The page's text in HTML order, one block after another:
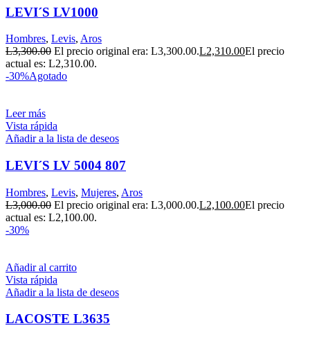
LEVI´S LV1000
Hombres, Levis, Aros
L3,300.00 El precio original era: L3,300.00.L2,310.00El precio
actual es: L2,310.00.
-30%Agotado
Leer más
Vista rápida
Añadir a la lista de deseos
LEVI´S LV 5004 807
Hombres, Levis, Mujeres, Aros
L3,000.00 El precio original era: L3,000.00.L2,100.00El precio
actual es: L2,100.00.
-30%
Añadir al carrito
Vista rápida
Añadir a la lista de deseos
LACOSTE L3635